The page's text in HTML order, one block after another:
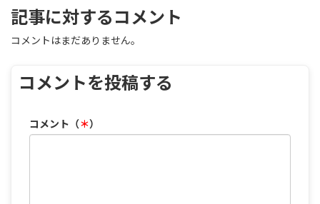
記事に対するコメント
コメントはまだありません。
コメントを投稿する
コメント（＊）